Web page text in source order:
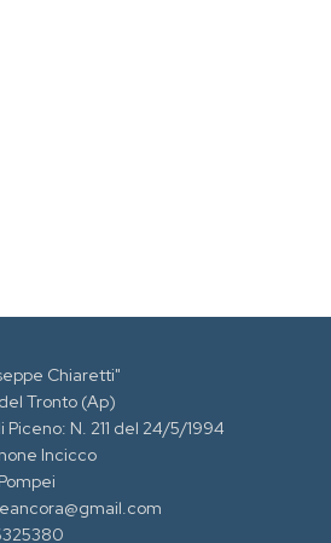
Chiaretti"
Tronto (Ap)
N. 211 del 24/5/1994
Incicco